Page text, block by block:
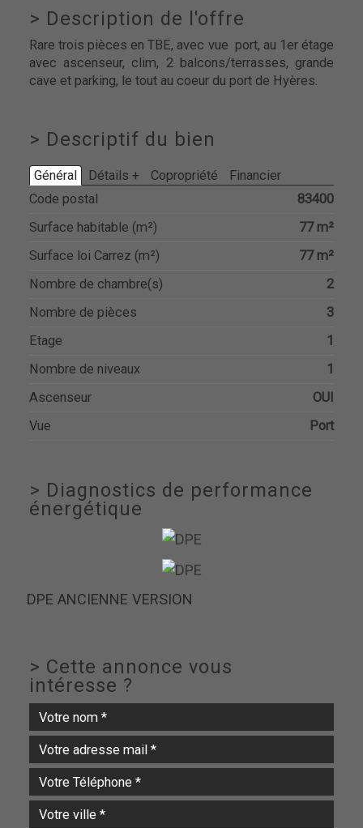
> Description de l'offre
Rare trois pièces en TBE, avec vue port, au 1er étage
avec ascenseur, clim, 2 balcons/terrasses, grande
cave et parking, le tout au coeur du port de Hyères.
> Descriptif du bien
Général Détails + Copropriété
Financier
Code postal
83400
Surface habitable (m²)
77 m²
Surface loi Carrez (m²)
77 m²
Nombre de chambre(s)
2
Nombre de pièces
3
Etage
1
Nombre de niveaux
1
Ascenseur
OUI
Vue
Port
> Diagnostics de performance
énergétique
DPE ANCIENNE VERSION
> Cette annonce vous
intéresse ?